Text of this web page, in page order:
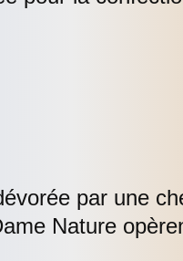
par une
Nature